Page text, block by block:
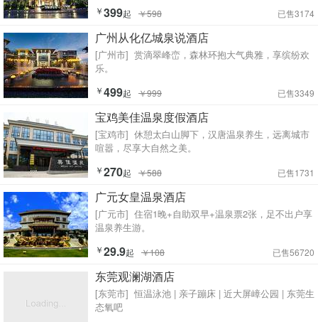
￥399起 ￥598 已售3174
广州从化亿城泉说酒店
[广州市]
乐。
￥499起 ￥999 已售3349
宝鸡美佳温泉度假酒店
[宝鸡市]
喧嚣，尽享大自然之美。
￥270起 ￥588 已售1731
广元女皇温泉酒店
[广元市]
温泉养生游。
￥29.9起 ￥108 已售56720
东莞观澜湖酒店
[东莞市]
态氧吧